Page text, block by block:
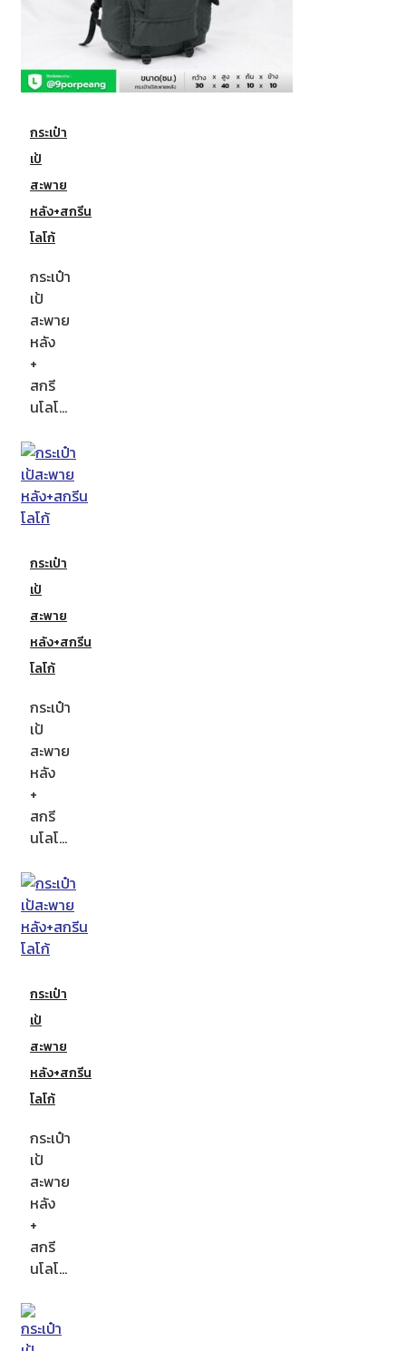
กระเป๋า
เป้
สะพาย
หลัง+สกรีน
โลโก้
กระเป๋า
เป้
สะพาย
หลัง
+
สกรี
นโลโ…
กระเป๋า
เป้
สะพาย
หลัง+สกรีน
โลโก้
กระเป๋า
เป้
สะพาย
หลัง
+
สกรี
นโลโ…
กระเป๋า
เป้
สะพาย
หลัง+สกรีน
โลโก้
กระเป๋า
เป้
สะพาย
หลัง
+
สกรี
นโลโ…